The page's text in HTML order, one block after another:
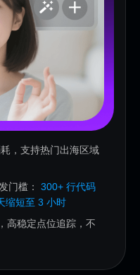
，支持热门出海区域
门槛： 300+ 行代码
缩短至 3 小时
高稳定点位追踪，不